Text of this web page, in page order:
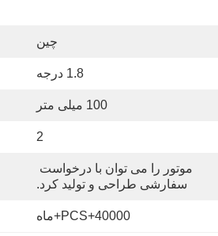
چین
1.8 درجه
100 میلی متر
2
سفارشی طراحی و تولید کرد.
40000+PCS+ماه